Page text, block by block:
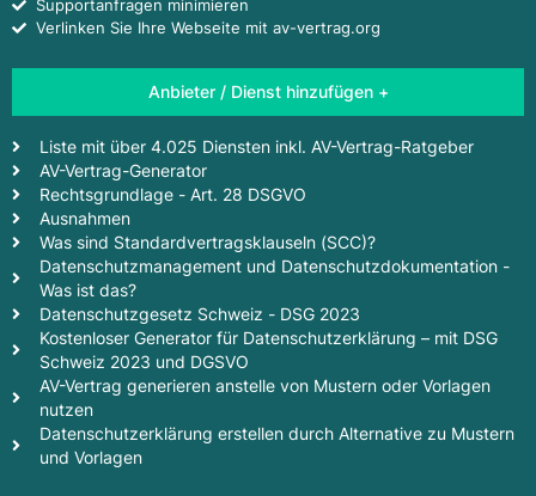
Supportanfragen minimieren
Verlinken Sie Ihre Webseite mit av-vertrag.org
Anbieter / Dienst hinzufügen +
Liste mit über 4.025 Diensten inkl. AV-Vertrag-Ratgeber
AV-Vertrag-Generator
Rechtsgrundlage - Art. 28 DSGVO
Ausnahmen
Was sind Standardvertragsklauseln (SCC)?
Datenschutzmanagement und Datenschutzdokumentation -
Was ist das?
Datenschutzgesetz Schweiz - DSG 2023
Kostenloser Generator für Datenschutzerklärung – mit DSG
Schweiz 2023 und DGSVO
AV-Vertrag generieren anstelle von Mustern oder Vorlagen
nutzen
Datenschutzerklärung erstellen durch Alternative zu Mustern
und Vorlagen